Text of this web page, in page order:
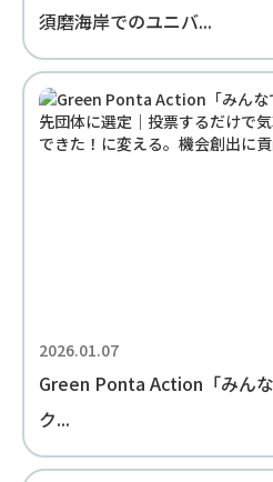
須磨海岸でのユニバ...
2026.01.07
Green Ponta Action「みん
ク...